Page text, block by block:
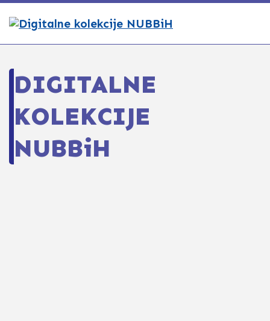
DIGITALNE
KOLEKCIJE
NUBBiH